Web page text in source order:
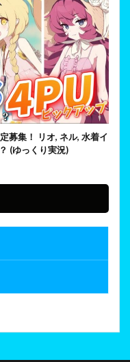
募集！ リオ, ネル, 水着イ
(ゆっくり実況)